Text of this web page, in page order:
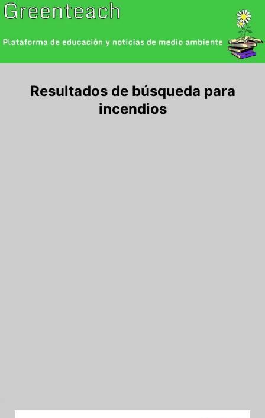
Saltar
al
Resultados de búsqueda para
incendios